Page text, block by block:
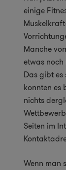
einige
Manche
etwas
Das gibt es
konnten es
nichts
Seiten im
Wenn man